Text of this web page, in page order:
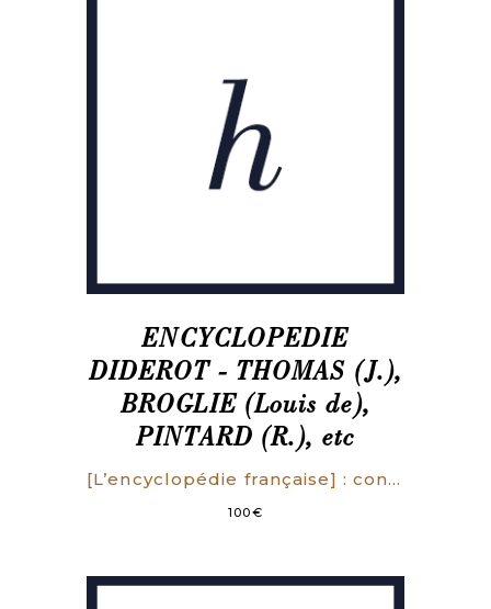
ENCYCLOPEDIE
DIDEROT - THOMAS (J.),
BROGLIE (Louis de),
PINTARD (R.), etc
[L’encyclopédie française] : conférences faites à la Sorbonne à l’occasion du 2e centenaire de l’Encyclopédie du 3 mars au 28 avril 1952. Comité pour la commémoration du deuxième centenaire de la publication de l’Encyclopédie.
100€